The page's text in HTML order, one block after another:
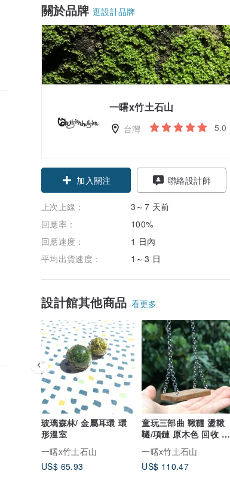
關於品牌 逛設計品牌
一曙x竹土石山
台灣 5.0
加入關注 聯絡設計師
上次上線：
3～7 天前
回應率：
100%
回應速度：
1 日內
平均出貨速度：
1～3 日
設計館其他商品 看更多
玻璃森林/ 金屬耳環 環
形溫室
一曙x竹土石山
US$ 65.93
童玩三部曲 鞦韆 盪鞦
韆/項鏈 原木色 回收 木
材 環保 概念 友善
一曙x竹土石山
US$ 110.47